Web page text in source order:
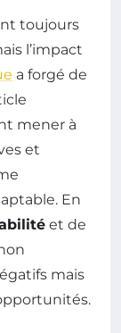
toujours
l’impact
a forgé de
mener à
et
En
et de
mais